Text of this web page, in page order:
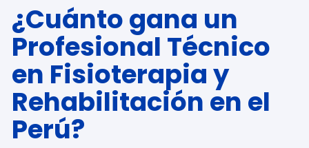
¿Cuánto gana un
Profesional Técnico
en Fisioterapia y
Rehabilitación en el
Perú?